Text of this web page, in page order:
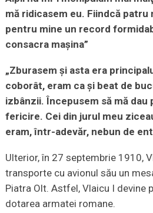
mă ridicasem eu. Fiindcă
pentru mine un record
consacra maşina”
„Zburasem şi asta era
coborât, eram ca şi beat de
izbânzii. Începusem să mă dau
fericire. Cei din jurul meu
eram, într-adevăr, nebun de
Ulterior, în 27 septembrie 1910,
transporte cu avionul său un
Piatra Olt. Astfel, Vlaicu I devine
dotarea armatei romane.